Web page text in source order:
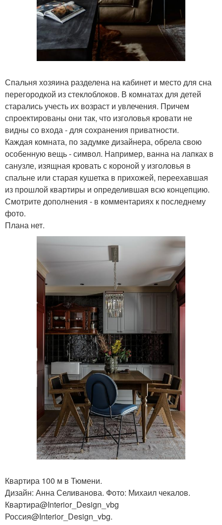
Спальня хозяина разделена на кабинет и место для сна
перегородкой из стеклоблоков. В комнатах для детей
старались учесть их возраст и увлечения. Причем
спроектированы они так, что изголовья кровати не
видны со входа - для сохранения приватности.
Каждая комната, по задумке дизайнера, обрела свою
особенную вещь - символ. Например, ванна на лапках в
санузле, изящная кровать с короной у изголовья в
спальне или старая кушетка в прихожей, переехавшая
из прошлой квартиры и определившая всю концепцию.
Смотрите дополнения - в комментариях к последнему
фото.
Плана нет.
Квартира 100 м в Тюмени.
Дизайн: Анна Селиванова. Фото: Михаил чекалов.
Квартира@Interior_Design_vbg
Россия@Interior_Design_vbg.